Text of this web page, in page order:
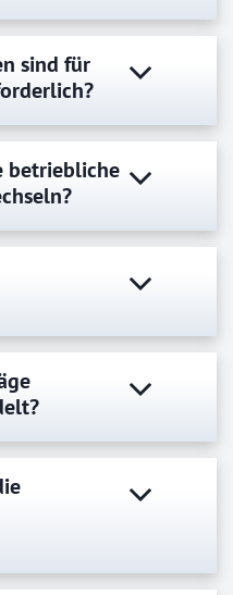
sind für
betriebliche